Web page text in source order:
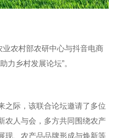
业农村部农研中心与抖音电商
力乡村发展论坛”。
之际，该联合论坛邀请了多位
农人与会，多方共同围绕农产
现、农产品品牌形成与焕新等